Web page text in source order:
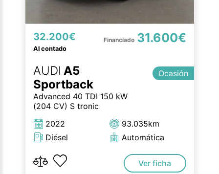
32.200€
Al contado
31.600€
AUDI A5
Sportback
Advanced 40 TDI 150 kW
(204 CV) S tronic
Ocasión
2022
Diésel
93.035km
Automática
Ver ficha